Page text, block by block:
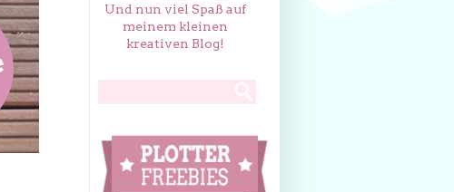
Und nun viel Spaß auf
meinem kleinen
kreativen Blog!